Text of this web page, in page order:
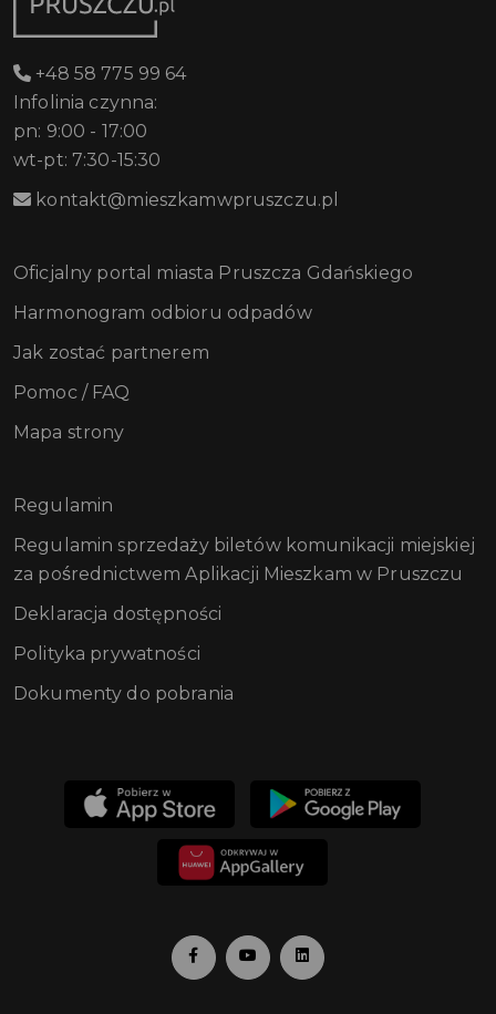
+48 58 775 99 64
Infolinia czynna:
pn: 9:00 - 17:00
wt-pt: 7:30-15:30
kontakt@mieszkamwpruszczu.pl
Oficjalny portal miasta Pruszcza Gdańskiego
Harmonogram odbioru odpadów
Jak zostać partnerem
Pomoc / FAQ
Mapa strony
Regulamin
Regulamin sprzedaży biletów komunikacji miejskiej
za pośrednictwem Aplikacji Mieszkam w Pruszczu
Deklaracja dostępności
Polityka prywatności
Dokumenty do pobrania